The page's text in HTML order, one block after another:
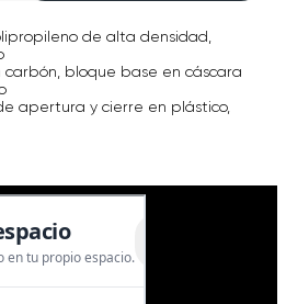
de alta densidad,
bloque base en cáscara
apertura y cierre en plástico,